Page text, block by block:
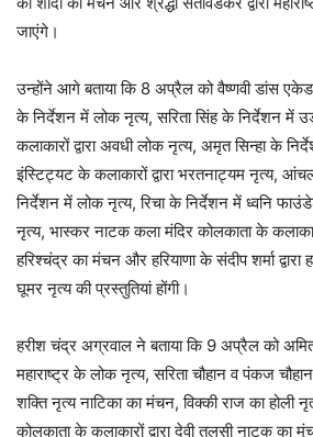
जाएंगे।
उन्होंने आगे बताया कि 8 अप्रैल को वैष्णवी डांस एकेडमी
के निर्देशन में लोक नृत्य, सरिता सिंह के निर्देशन में
कलाकारों द्वारा अवधी लोक नृत्य, अमृत सिन्हा के
इंस्टिट्यट के कलाकारों द्वारा भरतनाट्यम नृत्य,
निर्देशन में लोक नृत्य, रिचा के निर्देशन में ध्वनि
नृत्य, भास्कर नाटक कला मंदिर कोलकाता के
हरिश्चंद्र का मंचन और हरियाणा के संदीप शर्मा
घूमर नृत्य की प्रस्तुतियां होंगी।
हरीश चंद्र अग्रवाल ने बताया कि 9 अप्रैल को
महाराष्ट्र के लोक नृत्य, सरिता चौहान व पंकज
शक्ति नृत्य नाटिका का मंचन, विक्की राज का होली
कोलकाता के कलाकारों द्वारा देवी तुलसी नाटक का